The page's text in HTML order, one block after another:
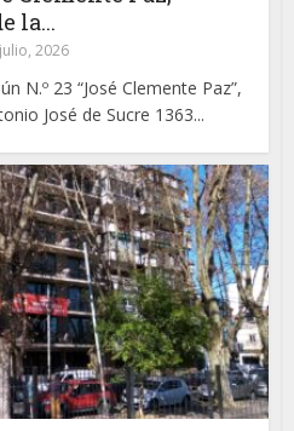
la...
2026
N.º 23 “José Clemente Paz”,
José de Sucre 1363...